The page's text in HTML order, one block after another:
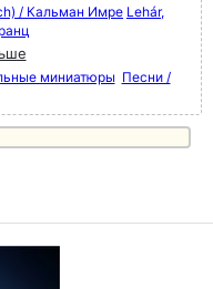
/ Кальман Имре Lehár,
миниатюры Песни /